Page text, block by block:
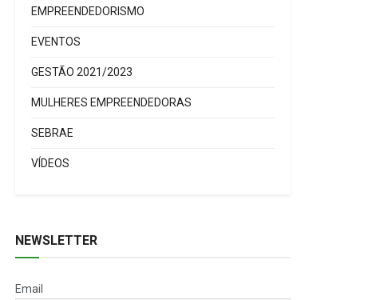
EMPREENDEDORISMO
EVENTOS
GESTÃO 2021/2023
MULHERES EMPREENDEDORAS
SEBRAE
VÍDEOS
NEWSLETTER
Email